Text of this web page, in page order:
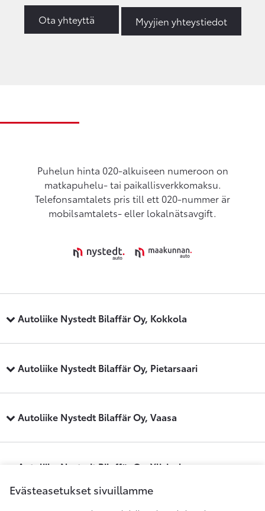
Ota yhteyttä Myyjien yhteystiedot
Puhelun hinta 020-alkuiseen numeroon on
matkapuhelu- tai paikallisverkkomaksu.
Telefonsamtalets pris till ett 020-nummer är
mobilsamtalets- eller lokalnätsavgift.
Autoliike Nystedt Bilaffär Oy, Kokkola
Autoliike Nystedt Bilaffär Oy, Pietarsaari
Autoliike Nystedt Bilaffär Oy, Vaasa
Autoliike Nystedt Bilaffär Oy, Ylivieska
Evästeasetukset sivuillamme